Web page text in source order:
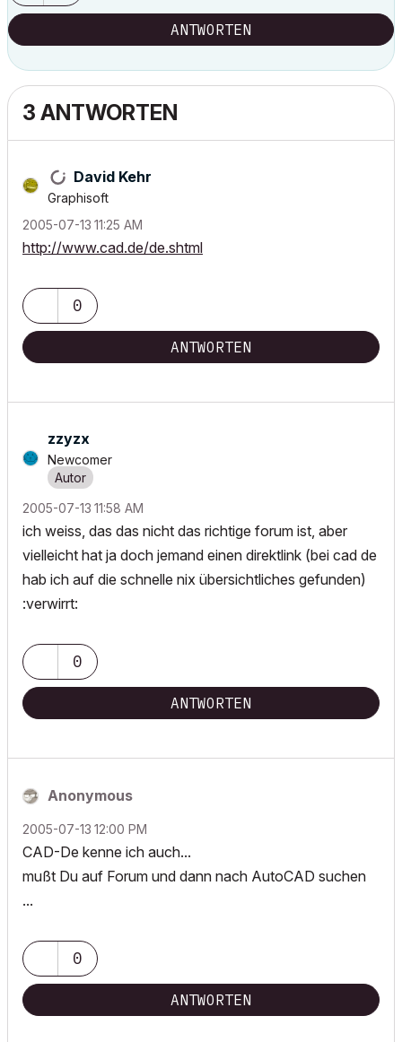
ANTWORTEN
3 ANTWORTEN
David Kehr
Graphisoft
‎2005-07-13 11:25 AM
http://www.cad.de/de.shtml
0
ANTWORTEN
zzyzx
Newcomer
‎2005-07-13 11:58 AM
ich weiss, das das nicht das richtige forum ist, aber
vielleicht hat ja doch jemand einen direktlink (bei cad de
hab ich auf die schnelle nix übersichtliches gefunden)
:verwirrt:
0
ANTWORTEN
Anonymous
‎2005-07-13 12:00 PM
CAD-De kenne ich auch...
mußt Du auf Forum und dann nach AutoCAD suchen
...
0
ANTWORTEN